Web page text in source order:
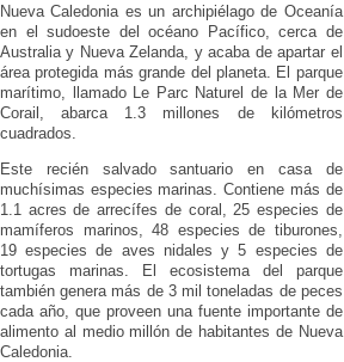
Nueva Caledonia es un archipiélago de Oceanía
en el sudoeste del océano Pacífico, cerca de
Australia y Nueva Zelanda, y acaba de apartar el
área protegida más grande del planeta. El parque
marítimo, llamado Le Parc Naturel de la Mer de
Corail, abarca 1.3 millones de kilómetros
cuadrados.
Este recién salvado santuario en casa de
muchísimas especies marinas. Contiene más de
1.1 acres de arrecífes de coral, 25 especies de
mamíferos marinos, 48 especies de tiburones,
19 especies de aves nidales y 5 especies de
tortugas marinas. El ecosistema del parque
también genera más de 3 mil toneladas de peces
cada año, que proveen una fuente importante de
alimento al medio millón de habitantes de Nueva
Caledonia.